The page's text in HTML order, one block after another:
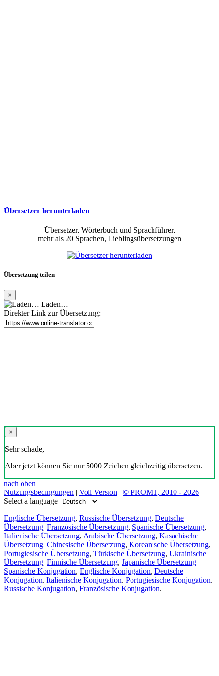
Übersetzer herunterladen
Übersetzer, Wörterbuch und Sprachführer,
mehr als 20 Sprachen, Lieblingsübersetzungen
Übersetzung teilen
×
Laden…
Direkter Link zur Übersetzung:
×
Sehr schade,
Aber jetzt können Sie nur 5000 Zeichen gleichzeitig übersetzen.
nach oben
Nutzungsbedingungen | Voll Version | © PROMT, 2010 - 2026
Select a language
Englische Übersetzung, Russische Übersetzung, Deutsche
Übersetzung, Französische Übersetzung, Spanische Übersetzung,
Italienische Übersetzung, Arabische Übersetzung, Kasachische
Übersetzung, Chinesische Übersetzung, Koreanische Übersetzung,
Portugiesische Übersetzung, Türkische Übersetzung, Ukrainische
Übersetzung, Finnische Übersetzung, Japanische Übersetzung
Spanische Konjugation, Englische Konjugation, Deutsche
Konjugation, Italienische Konjugation, Portugiesische Konjugation,
Russische Konjugation, Französische Konjugation.